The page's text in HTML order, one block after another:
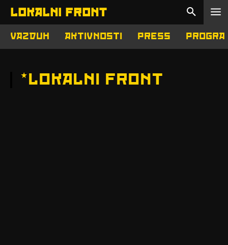
LOKALNI FRONT
VAZDUH AKTIVNOSTI PRESS
* LOKALNI FRONT